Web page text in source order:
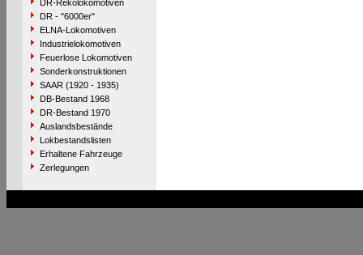
DR-Rekolokomotiven
DR - "6000er"
ELNA-Lokomotiven
Industrielokomotiven
Feuerlose Lokomotiven
Sonderkonstruktionen
SAAR (1920 - 1935)
DB-Bestand 1968
DR-Bestand 1970
Auslandsbestände
Lokbestandslisten
Erhaltene Fahrzeuge
Zerlegungen